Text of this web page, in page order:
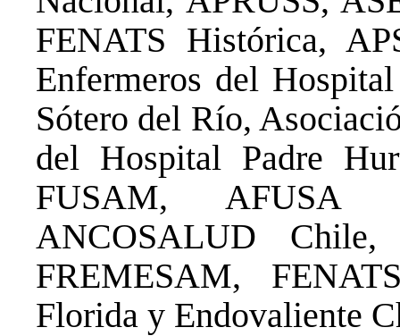
FENATS Histórica,
Enfermeros del
Sótero del Río,
del Hospital Padre
FUSAM, AFUSA
ANCOSALUD Chile,
FREMESAM,
Florida y Endovaliente